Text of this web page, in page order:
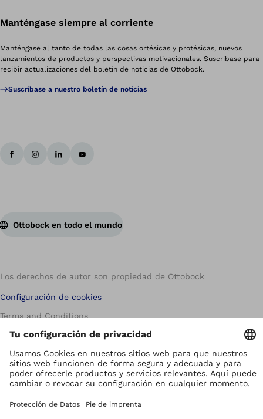
Manténgase siempre al corriente
Manténgase al tanto de todas las cosas ortésicas y protésicas, nuevos
lanzamientos de productos y perspectivas motivacionales. Suscríbase para
recibir actualizaciones del boletín de noticias de Ottobock.
Suscríbase a nuestro boletín de noticias
Ottobock en todo el mundo
Los derechos de autor son propiedad de Ottobock
Configuración de cookies
Terms and Conditions
Términos y Condiciones
Aviso de Privacidad
Compliance Reporting System
Global